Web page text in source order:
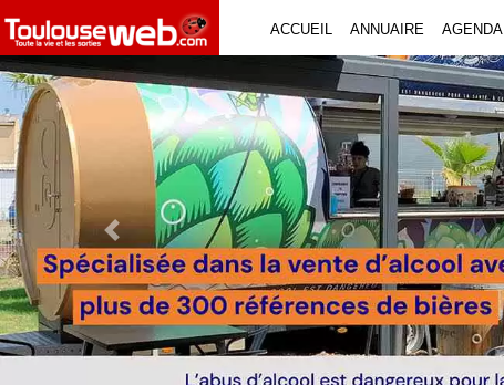
ACCUEIL ANNUAIRE AGENDA
Previous Slide